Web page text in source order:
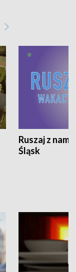
Ruszaj z
Śląsk